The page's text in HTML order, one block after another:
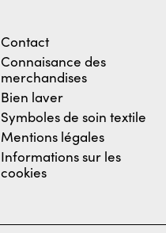
Contact
Connaisance des
merchandises
Bien laver
Symboles de soin textile
Mentions légales
Informations sur les
cookies